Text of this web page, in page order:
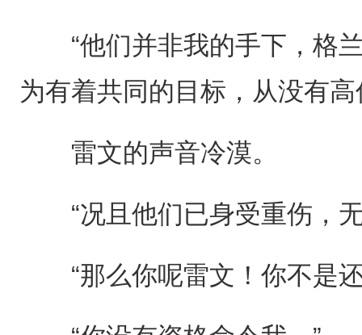
“他们并非我的手下，格兰
为有着共同的目标，从没有高
雷文的声音冷漠。
“况且他们已身受重伤，无
“那么你呢雷文！你不是还